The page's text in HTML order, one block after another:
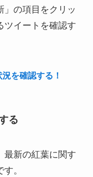
」の項目をクリッ
ツイートを確認す
を確認する！
る
最新の紅葉に関す
。